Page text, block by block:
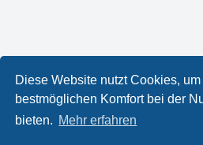
Diese Website nutzt Cookies,
bestmöglichen Komfort bei der
bieten. Mehr erfahren
Powered byphpBB® Forum